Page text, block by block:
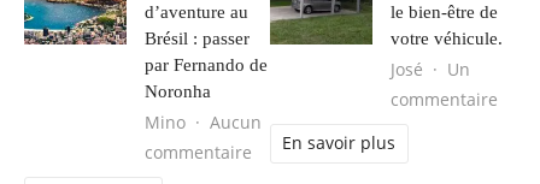
d’aventure au
Brésil : passer
par Fernando de
Noronha
Mino
Aucun
commentaire sur Séjour d’aventure au Brésil :
le bien-être de
votre véhicule.
José
Un
commentaire
En savoir plus